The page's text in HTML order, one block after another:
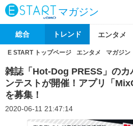
マガジン
総合 トレンド エンタメ
E START トップページ エンタメ マガジン
雑誌「Hot-Dog PRESS」のカ
ンテストが開催！アプリ「
を募集！
2020-06-11 21:47:14